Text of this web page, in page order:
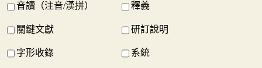
音讀（注音/漢拼） 釋義
關鍵文獻 研訂說明
字形收錄 系統